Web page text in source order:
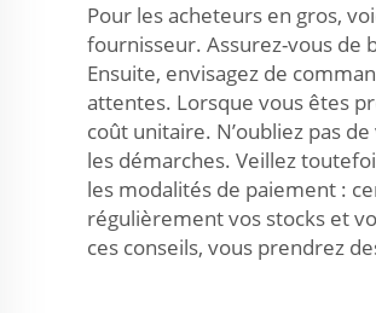
Pour les acheteurs en gros,
fournisseur. Assurez-vous de
Ensuite, envisagez de
attentes. Lorsque vous êtes
coût unitaire. N’oubliez pas
les démarches. Veillez
les modalités de paiement :
régulièrement vos stocks et
ces conseils, vous prendrez